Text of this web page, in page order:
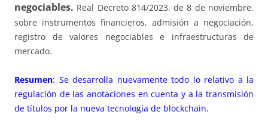
negociables. Real Decreto 814/2023, de 8 de noviembre,
sobre instrumentos financieros, admisión a negociación,
registro de valores negociables e infraestructuras de
mercado.
Resumen: Se desarrolla nuevamente todo lo relativo a la
regulación de las anotaciones en cuenta y a la transmisión
de títulos por la nueva tecnología de blockchain.